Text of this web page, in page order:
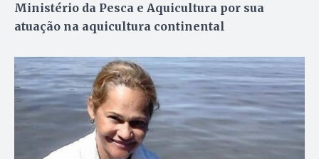
Ministério da Pesca e Aquicultura por sua
atuação na aquicultura continental